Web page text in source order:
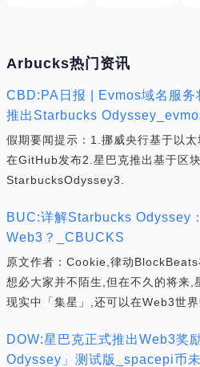
Arbucks热门资讯
CBD:PA日报 | Evmos域名服务
推出Starbucks
假期要闻提示：1.挪威央行基于以
在GitHub发布2.星巴克推出基于区
StarbucksOdyssey3.
BUC:详解Starbucks Odyssey
Web3？_CBUCKS
原文作者：Cookie,律动BlockBeats
想必大家并不陌生,但在不久的将来,
现实中「集星」,还可以在Web3世界
DOW:星巴克正式推出Web3奖
Odyssey」测试版_spacepi币